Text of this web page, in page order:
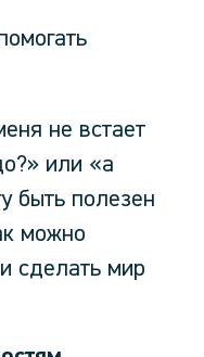
не встает
или «а
быть полезен
можно
сделать мир